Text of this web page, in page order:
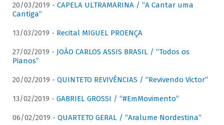
20/03/2019 - CAPELA ULTRAMARINA / “A Cantar uma
Cantiga”
13/03/2019 - Recital MIGUEL PROENÇA
27/02/2019 - JOÃO CARLOS ASSIS BRASIL / “Todos os
Pianos”
20/02/2019 - QUINTETO REVIVÊNCIAS / “Revivendo Victor”
13/02/2019 - GABRIEL GROSSI / “#EmMovimento”
06/02/2019 - QUARTETO GERAL / “Aralume Nordestina”